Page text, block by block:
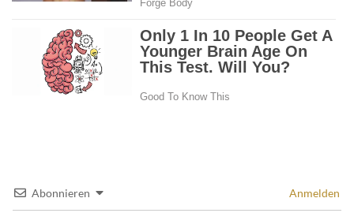
Abonnieren Anmelden